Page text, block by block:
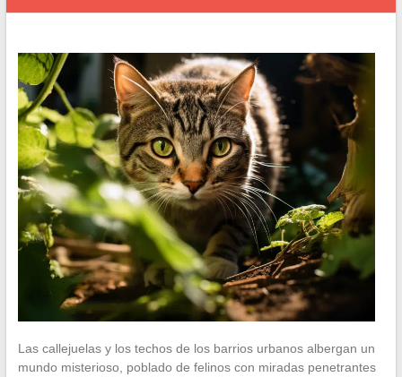
Las callejuelas y los techos de los barrios urbanos albergan un
mundo misterioso, poblado de felinos con miradas penetrantes